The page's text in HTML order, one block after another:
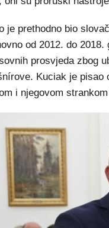
je prethodno bio
od 2012. do
prosvjeda zbog
Kuciak je pisao
i njegovom